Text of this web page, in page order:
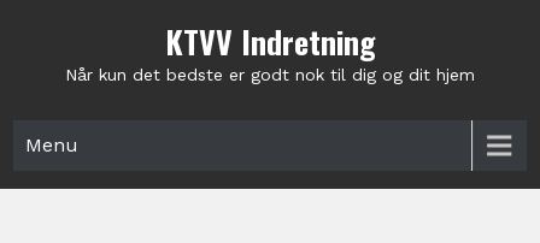
KTVV Indretning
Når kun det bedste er godt nok til dig og dit hjem
Menu